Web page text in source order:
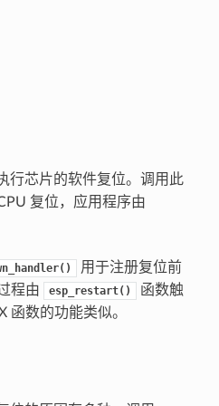
行芯片的软件复位。调用此
复位，应用程序由
用于注册复位前
程由
esp_restart()
函数触
函数的功能类似。